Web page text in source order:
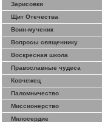
Зарисовки
Щит Отечества
Воин-мученик
Вопросы священнику
Воскресная школа
Православные чудеса
Ковчежец
Паломничество
Миссионерство
Милосердие